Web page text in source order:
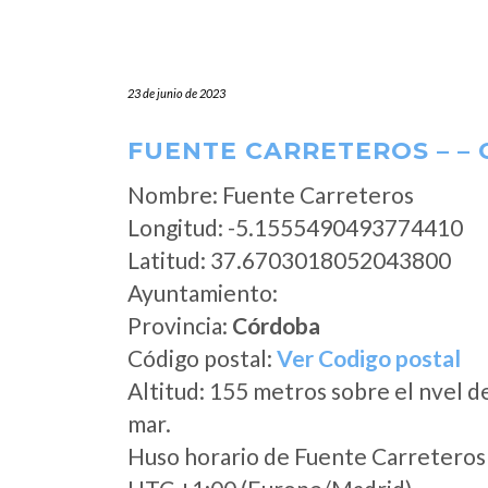
23 de junio de 2023
FUENTE CARRETEROS – –
Nombre: Fuente Carreteros
Longitud: -5.1555490493774410
Latitud: 37.6703018052043800
Ayuntamiento:
Provincia: Córdoba
Código postal: Ver Codigo postal
Altitud: 155 metros sobre el nvel
mar.
Huso horario de Fuente Carreteros